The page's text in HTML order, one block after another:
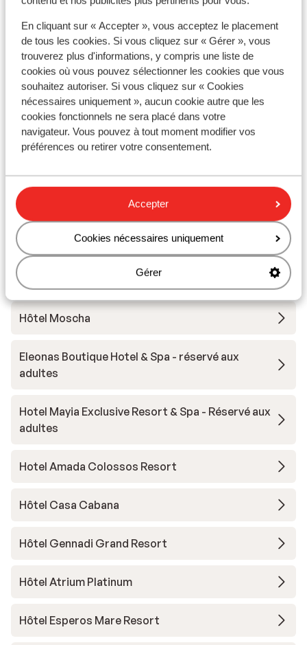
En cliquant sur « Accepter », vous acceptez le placement
de tous les cookies. Si vous cliquez sur « Gérer », vous
trouverez plus d'informations, y compris une liste de
cookies où vous pouvez sélectionner les cookies que vous
souhaitez autoriser. Si vous cliquez sur « Cookies
nécessaires uniquement », aucun cookie autre que les
cookies fonctionnels ne sera placé dans votre
navigateur. Vous pouvez à tout moment modifier vos
préférences ou retirer votre consentement.
Accepter
Cookies nécessaires uniquement
Gérer
Distance jusqu'à l'arrêt de bus environ 200 mètres
Distance jusqu'au distributeur d'argent environ
500 mètres
Distance à la supérette la plus proche environ 250
mètres
Distance au restaurant le plus proche environ 350
mètres
Distance à l'hôpital le plus proche environ 3
Autres hébergements - Rhodes
Hôtel Cabu - réservé aux adultes
Hôtel Casa Cook - adult only
Hôtel Moscha
Eleonas Boutique Hotel & Spa - réservé aux
adultes
Hotel Mayia Exclusive Resort & Spa - Réservé aux
adultes
Hotel Amada Colossos Resort
Hôtel Casa Cabana
Hôtel Gennadi Grand Resort
Hôtel Atrium Platinum
Hôtel Esperos Mare Resort